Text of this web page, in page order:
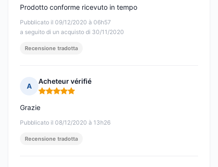
Pubblicato il 09/12/2020 à 06h57
a seguito di un acquisto di 30/11/2020
Prodotto conforme ricevuto in tempo
Recensione tradotta
A
Acheteur vérifié
Nota: 5 su 5
Pubblicato il 08/12/2020 à 13h26
Grazie
Recensione tradotta